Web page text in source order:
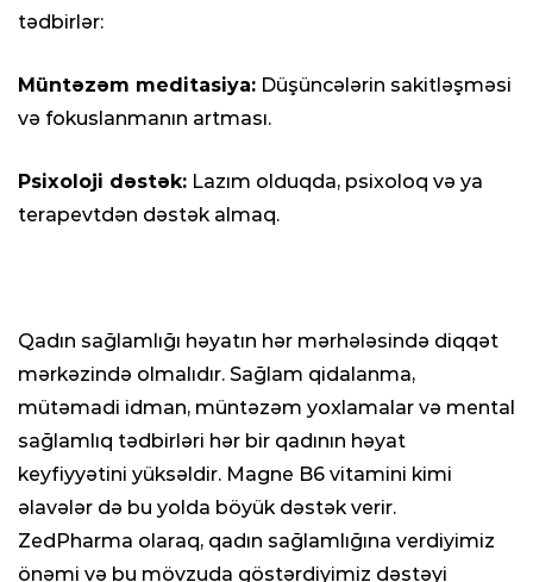
tədbirlər:
Müntəzəm meditasiya: Düşüncələrin sakitləşməsi
və fokuslanmanın artması.
Psixoloji dəstək: Lazım olduqda, psixoloq və ya
terapevtdən dəstək almaq.
Qadın sağlamlığı həyatın hər mərhələsində diqqət
mərkəzində olmalıdır. Sağlam qidalanma,
mütəmadi idman, müntəzəm yoxlamalar və mental
sağlamlıq tədbirləri hər bir qadının həyat
keyfiyyətini yüksəldir. Magne B6 vitamini kimi
əlavələr də bu yolda böyük dəstək verir.
ZedPharma olaraq, qadın sağlamlığına verdiyimiz
önəmi və bu mövzuda göstərdiyimiz dəstəyi